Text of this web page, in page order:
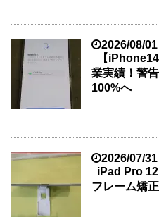
2026/08/01
【
業実績！警
100%へ
2026/07/31
iPad Pro
フレーム矯